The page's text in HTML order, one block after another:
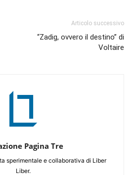
Articolo successivo
“Zadig, ovvero il destino” di
Voltaire
Pagina Tre
sperimentale e collaborativa di Liber
Liber.